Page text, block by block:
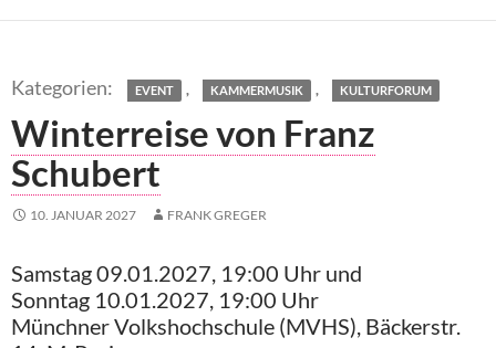
EVENT , KAMMERMUSIK , KULTURFORUM
Winterreise von Franz
Schubert
10. JANUAR 2027 FRANK GREGER
Samstag 09.01.2027, 19:00 Uhr und
Sonntag 10.01.2027, 19:00 Uhr
Münchner Volkshochschule (MVHS), Bäckerstr.